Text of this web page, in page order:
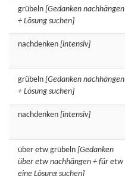
grübeln [Gedanken nachhängen
+ Lösung suchen]
nachdenken [intensiv]
grübeln [Gedanken nachhängen
+ Lösung suchen]
nachdenken [intensiv]
über etw grübeln [Gedanken
über etw nachhängen + für etw
eine Lösung suchen]